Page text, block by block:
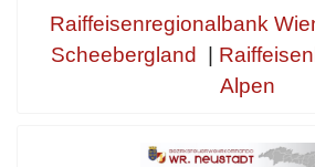
Raiffeisenregionalbank
Scheebergland
Alpen